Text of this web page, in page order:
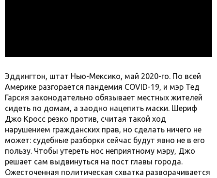
Эддингтон, штат Нью-Мексико, май 2020-го. По всей
Америке разгорается пандемия COVID-19, и мэр Тед
Гарсия законодательно обязывает местных жителей
сидеть по домам, а заодно нацепить маски. Шериф
Джо Кросс резко против, считая такой ход
нарушением гражданских прав, но сделать ничего не
может: судебные разборки сейчас будут явно не в его
пользу. Чтобы утереть нос неприятному мэру, Джо
решает сам выдвинуться на пост главы города.
Ожесточенная политическая схватка разворачивается